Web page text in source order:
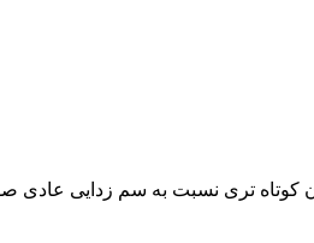
تری نسبت به سم زدایی عادی